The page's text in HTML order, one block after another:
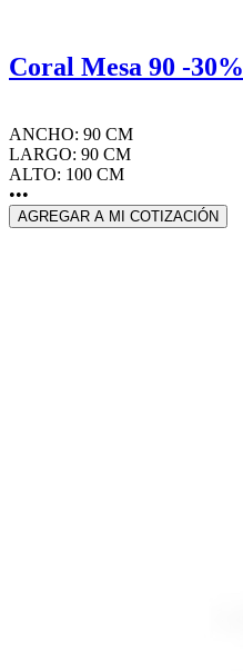
Coral Mesa 90 -30%
ANCHO: 90 CM
LARGO: 90 CM
ALTO: 100 CM
•••
AGREGAR A MI COTIZACIÓN